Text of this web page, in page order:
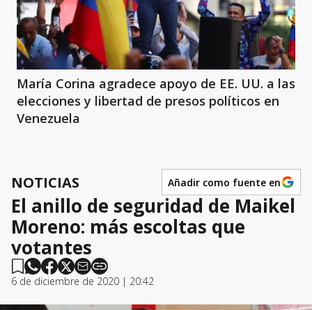
María Corina agradece apoyo de EE. UU. a las
elecciones y libertad de presos políticos en
Venezuela
NOTICIAS Añadir como fuente en
El anillo de seguridad de Maikel
Moreno: más escoltas que
votantes
6 de diciembre de 2020 | 20:42